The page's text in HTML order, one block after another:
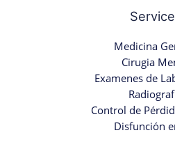
Medicina
Cirugia
Examenes de
Control de
Disfunción